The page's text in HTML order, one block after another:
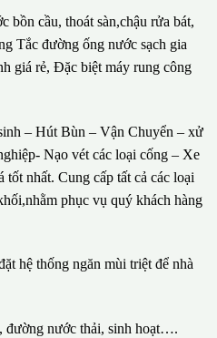
bồn cầu, thoát sàn,chậu rửa bát,
Tắc đường ống nước sạch gia
giá rẻ, Đặc biệt máy rung công
– Hút Bùn – Vận Chuyển – xử
Nạo vét các loại cống – Xe
tốt nhất. Cung cấp tất cả các loại
phục vụ quý khách hàng
hệ thống ngăn mùi triệt để nhà
đường nước thải, sinh hoạt….